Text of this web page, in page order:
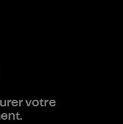
votre